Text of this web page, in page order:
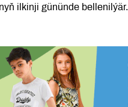
ilkinji gününde bellenilýär.